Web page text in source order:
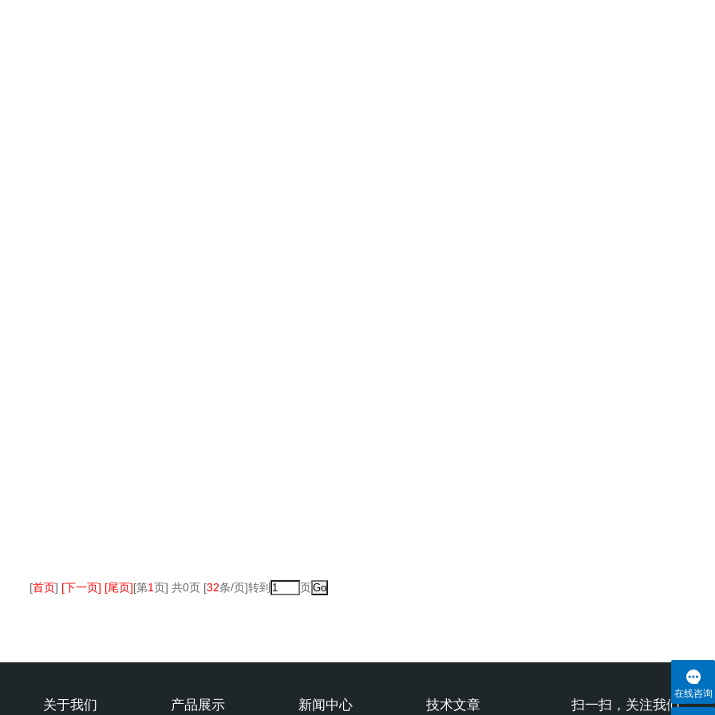
[首页] [下一页] [尾页][第1页] 共0页 [32条/页]转到 页
扫一扫，关注我们
关于我们 产品展示 新闻中心 技术文章
在线咨询